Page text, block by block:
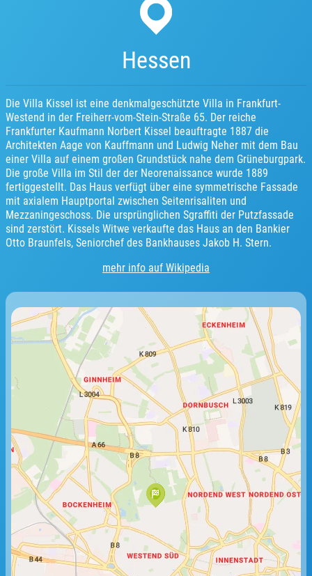
Hessen
Die Villa Kissel ist eine denkmalgeschützte Villa in Frankfurt-
Westend in der Freiherr-vom-Stein-Straße 65. Der reiche
Frankfurter Kaufmann Norbert Kissel beauftragte 1887 die
Architekten Aage von Kauffmann und Ludwig Neher mit dem Bau
einer Villa auf einem großen Grundstück nahe dem Grüneburgpark.
Die große Villa im Stil der der Neorenaissance wurde 1889
fertiggestellt. Das Haus verfügt über eine symmetrische Fassade
mit axialem Hauptportal zwischen Seitenrisaliten und
Mezzaningeschoss. Die ursprünglichen Sgraffiti der Putzfassade
sind zerstört. Kissels Witwe verkaufte das Haus an den Bankier
Otto Braunfels, Seniorchef des Bankhauses Jakob H. Stern.
mehr info auf Wikipedia